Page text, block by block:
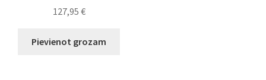
127,95 €
Pievienot grozam